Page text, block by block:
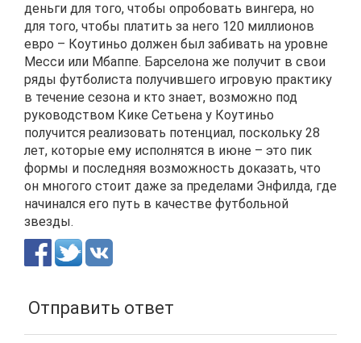
деньги для того, чтобы опробовать вингера, но
для того, чтобы платить за него 120 миллионов
евро – Коутиньо должен был забивать на уровне
Месси или Мбаппе. Барселона же получит в свои
ряды футболиста получившего игровую практику
в течение сезона и кто знает, возможно под
руководством Кике Сетьена у Коутиньо
получится реализовать потенциал, поскольку 28
лет, которые ему исполнятся в июне – это пик
формы и последняя возможность доказать, что
он многого стоит даже за пределами Энфилда, где
начинался его путь в качестве футбольной
звезды.
Отправить ответ